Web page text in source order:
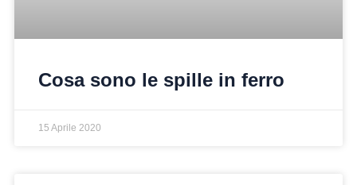
Cosa sono le spille in ferro
15 Aprile 2020